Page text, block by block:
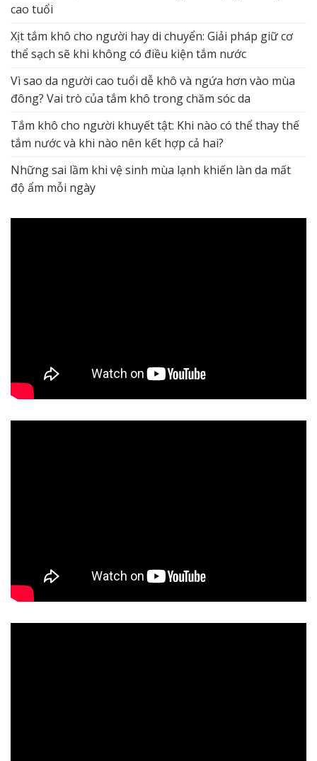
cao tuổi
Xịt tắm khô cho người hay di chuyển: Giải pháp giữ cơ
thể sạch sẽ khi không có điều kiện tắm nước
Vì sao da người cao tuổi dễ khô và ngứa hơn vào mùa
đông? Vai trò của tắm khô trong chăm sóc da
Tắm khô cho người khuyết tật: Khi nào có thể thay thế
tắm nước và khi nào nên kết hợp cả hai?
Những sai lầm khi vệ sinh mùa lạnh khiến làn da mất
độ ẩm mỗi ngày